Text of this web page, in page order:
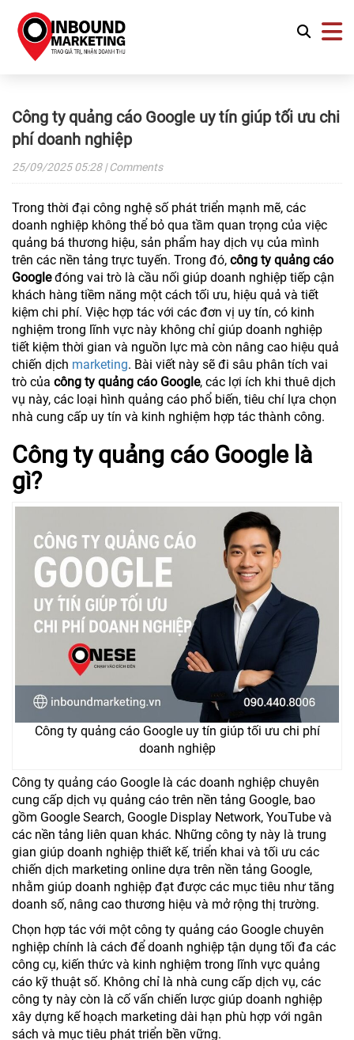
Công ty quảng cáo Google uy tín giúp tối ưu chi
phí doanh nghiệp
25/09/202505:28| Comments
Trong thời đại công nghệ số phát triển mạnh mẽ, các
doanh nghiệp không thể bỏ qua tầm quan trọng của việc
quảng bá thương hiệu, sản phẩm hay dịch vụ của mình
trên các nền tảng trực tuyến. Trong đó, công ty quảng cáo
Googleđóng vai trò là cầu nối giúp doanh nghiệp tiếp cận
khách hàng tiềm năng một cách tối ưu, hiệu quả và tiết
kiệm chi phí. Việc hợp tác với các đơn vị uy tín, có kinh
nghiệm trong lĩnh vực này không chỉ giúp doanh nghiệp
tiết kiệm thời gian và nguồn lực mà còn nâng cao hiệu quả
chiến dịch marketing. Bài viết này sẽ đi sâu phân tích vai
trò của công ty quảng cáo Google, các lợi ích khi thuê dịch
vụ này, các loại hình quảng cáo phổ biến, tiêu chí lựa chọn
nhà cung cấp uy tín và kinh nghiệm hợp tác thành công.
Công ty quảng cáo Google là
gì?
Công ty quảng cáo Google uy tín giúp tối ưu chi phí
doanh nghiệp
Công ty quảng cáo Google là các doanh nghiệp chuyên
cung cấp dịch vụ quảng cáo trên nền tảng Google, bao
gồm Google Search, Google Display Network, YouTube và
các nền tảng liên quan khác. Những công ty này là trung
gian giúp doanh nghiệp thiết kế, triển khai và tối ưu các
chiến dịch marketing online dựa trên nền tảng Google,
nhằm giúp doanh nghiệp đạt được các mục tiêu như tăng
doanh số, nâng cao thương hiệu và mở rộng thị trường.
Chọn hợp tác với một công ty quảng cáo Google chuyên
nghiệp chính là cách để doanh nghiệp tận dụng tối đa các
công cụ, kiến thức và kinh nghiệm trong lĩnh vực quảng
cáo kỹ thuật số. Không chỉ là nhà cung cấp dịch vụ, các
công ty này còn là cố vấn chiến lược giúp doanh nghiệp
xây dựng kế hoạch marketing dài hạn phù hợp với ngân
sách và mục tiêu phát triển bền vững.